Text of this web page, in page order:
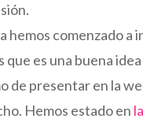
hemos comenzado
es una buena
de presentar en la
Hemos estado en